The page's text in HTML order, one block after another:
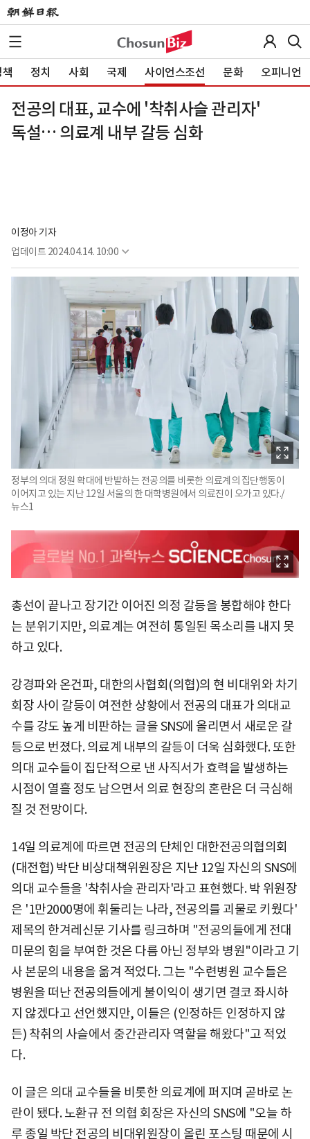
정치 사회 국제 사이언스조선 문화 오피니언
전공의 대표, 교수에 '착취사슬 관리자'
독설… 의료계 내부 갈등 심화
이정아 기자
업데이트 2024.04.14. 10:00
정부의 의대 정원 확대에 반발하는 전공의를 비롯한 의료계의 집단행동이
이어지고 있는 지난 12일 서울의 한 대학병원에서 의료진이 오가고 있다./
뉴스1
총선이 끝나고 장기간 이어진 의정 갈등을 봉합해야 한다
는 분위기지만, 의료계는 여전히 통일된 목소리를 내지 못
하고 있다.
강경파와 온건파, 대한의사협회(의협)의 현 비대위와 차기
회장 사이 갈등이 여전한 상황에서 전공의 대표가 의대교
수를 강도 높게 비판하는 글을 SNS에 올리면서 새로운 갈
등으로 번졌다. 의료계 내부의 갈등이 더욱 심화했다. 또한
의대 교수들이 집단적으로 낸 사직서가 효력을 발생하는
시점이 열흘 정도 남으면서 의료 현장의 혼란은 더 극심해
질 것 전망이다.
14일 의료계에 따르면 전공의 단체인 대한전공의협의회
(대전협) 박단 비상대책위원장은 지난 12일 자신의 SNS에
의대 교수들을 '착취사슬 관리자'라고 표현했다. 박 위원장
은 '1만2000명에 휘둘리는 나라, 전공의를 괴물로 키웠다'
제목의 한겨레신문 기사를 링크하며 "전공의들에게 전대
미문의 힘을 부여한 것은 다름 아닌 정부와 병원"이라고 기
사 본문의 내용을 옮겨 적었다. 그는 "수련병원 교수들은
병원을 떠난 전공의들에게 불이익이 생기면 결코 좌시하
지 않겠다고 선언했지만, 이들은 (인정하든 인정하지 않
든) 착취의 사슬에서 중간관리자 역할을 해왔다"고 적었
다.
이 글은 의대 교수들을 비롯한 의료계에 퍼지며 곧바로 논
란이 됐다. 노환규 전 의협 회장은 자신의 SNS에 "오늘 하
루 종일 박단 전공의 비대위원장이 올린 포스팅 때문에 시